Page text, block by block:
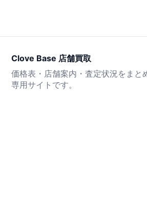
Clove Base 店舗買取
価格表・店舗案内・査定状況をまと
専用サイトです。